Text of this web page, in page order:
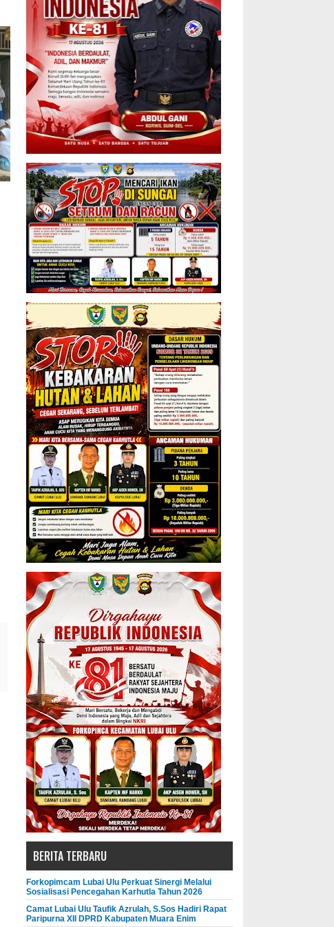
BERITA TERBARU
Forkopimcam Lubai Ulu Perkuat Sinergi Melalui
Sosialisasi Pencegahan Karhutla Tahun 2026
Camat Lubai Ulu Taufik Azrulah, S.Sos Hadiri Rapat
Paripurna XII DPRD Kabupaten Muara Enim